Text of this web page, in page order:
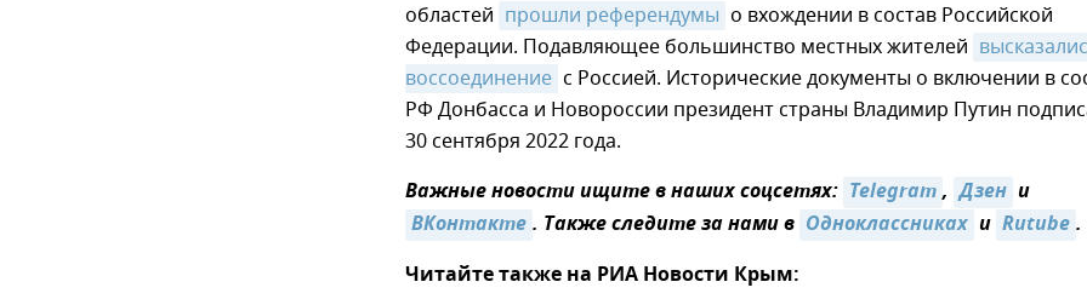
областей прошли референдумы о вхождении в состав Российской
Федерации. Подавляющее большинство местных жителей
воссоединение с Россией. Исторические документы о включении в
РФ Донбасса и Новороссии президент страны Владимир Путин
30 сентября 2022 года.
Важные новости ищите в наших соцсетях: Telegram, Дзен и
ВКонтакте. Также следите за нами в Одноклассниках и Rutube.
Читайте также на РИА Новости Крым: